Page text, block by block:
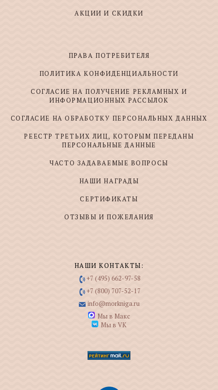
АКЦИИ И СКИДКИ
ПРАВА ПОТРЕБИТЕЛЯ
ПОЛИТИКА КОНФИДЕНЦИАЛЬНОСТИ
СОГЛАСИЕ НА ПОЛУЧЕНИЕ РЕКЛАМНЫХ И
ИНФОРМАЦИОННЫХ РАССЫЛОК
СОГЛАСИЕ НА ОБРАБОТКУ ПЕРСОНАЛЬНЫХ ДАННЫХ
РЕЕСТР ТРЕТЬИХ ЛИЦ, КОТОРЫМ ПЕРЕДАНЫ
ПЕРСОНАЛЬНЫЕ ДАННЫЕ
ЧАСТО ЗАДАВАЕМЫЕ ВОПРОСЫ
НАШИ НАГРАДЫ
СЕРТИФИКАТЫ
ОТЗЫВЫ И ПОЖЕЛАНИЯ
НАШИ КОНТАКТЫ:
+7 (495) 662-97-58
+7 (800) 707-52-17
info@morkniga.ru
Мы в Макс
Мы в VK